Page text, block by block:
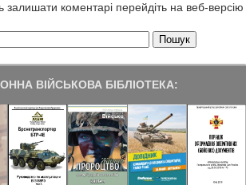
коментарі перейдіть на веб-версію
ВІЙСЬКОВА БІБЛІОТЕКА: